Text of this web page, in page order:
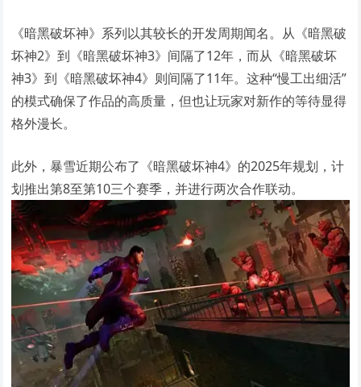
《暗黑破坏神》系列以其较长的开发周期闻名。从《暗黑破
坏神2》到《暗黑破坏神3》间隔了12年，而从《暗黑破坏
神3》到《暗黑破坏神4》则间隔了11年。这种“慢工出细活”
的模式确保了作品的高质量，但也让玩家对新作的等待显得
格外漫长。
此外，暴雪近期公布了《暗黑破坏神4》的2025年规划，计
划推出第8至第10三个赛季，并进行两次合作联动。